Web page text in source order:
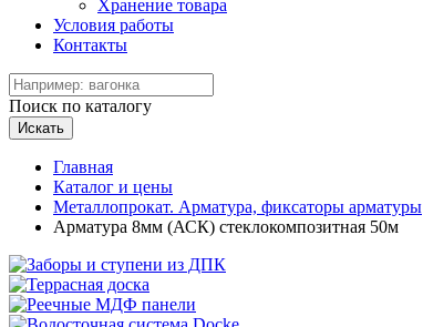
Хранение товара
Условия работы
Контакты
Поиск по каталогу
Искать
Главная
Каталог и цены
Металлопрокат. Арматура, фиксаторы арматуры
Арматура 8мм (АСК) стеклокомпозитная 50м